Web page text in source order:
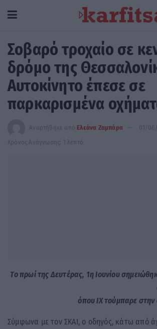
Σοβαρό τροχαίο σε
δρόμο της
Αυτοκίνητο έπεσε σε
παρκαρισμένα
Αναρτήθηκε από Ελεάνα Ζαμπάρα
01/06/
Χρόνος Ανάγνωσης: 1 λεπτό
Το πρωί της Δευτέρας, 1η Ιουνίου
όπου ΙΧ τούμπαρε
Σύμφωνα με τον ΣΚΑΙ, ο οδηγός, κάτω από